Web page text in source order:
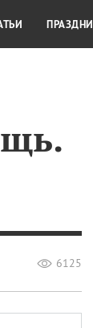
6125
КУЛЬТУРА